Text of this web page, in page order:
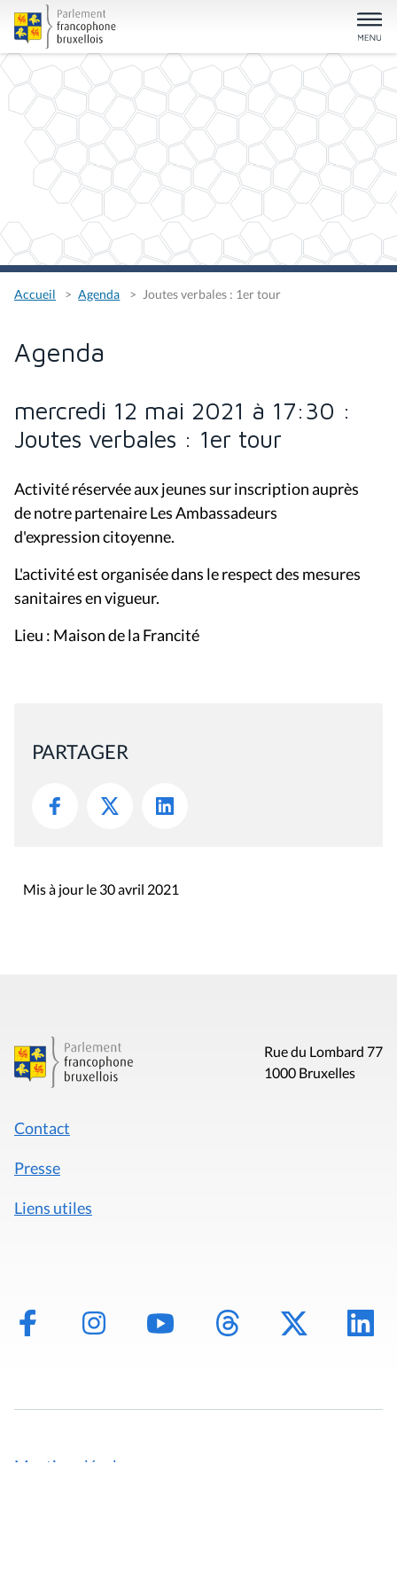
Accueil Agenda Joutes verbales : 1er tour
Agenda
mercredi 12 mai 2021 à 17:30 :
Joutes verbales : 1er tour
Activité réservée aux jeunes sur inscription auprès
de notre partenaire Les Ambassadeurs
d'expression citoyenne.
L'activité est organisée dans le respect des mesures
sanitaires en vigueur.
Lieu : Maison de la Francité
PARTAGER
Mis à jour le 30 avril 2021
Rue du Lombard 77
1000 Bruxelles
Contact
Presse
Liens utiles
Mentions légales